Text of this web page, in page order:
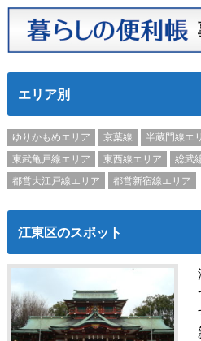
エリア別
ゆりかもめエリア 京葉線 半蔵門線エ
東武亀戸線エリア
東西線エリア 総武
都営大江戸線エリア
都営新宿線エリア
江東区のスポット